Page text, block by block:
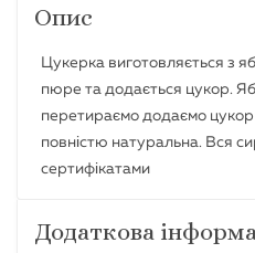
Опис
Цукерка виготовляється з
пюре та додається цукор.
перетираємо додаємо
повністю натуральна. Вся
сертифікатами
Додаткова